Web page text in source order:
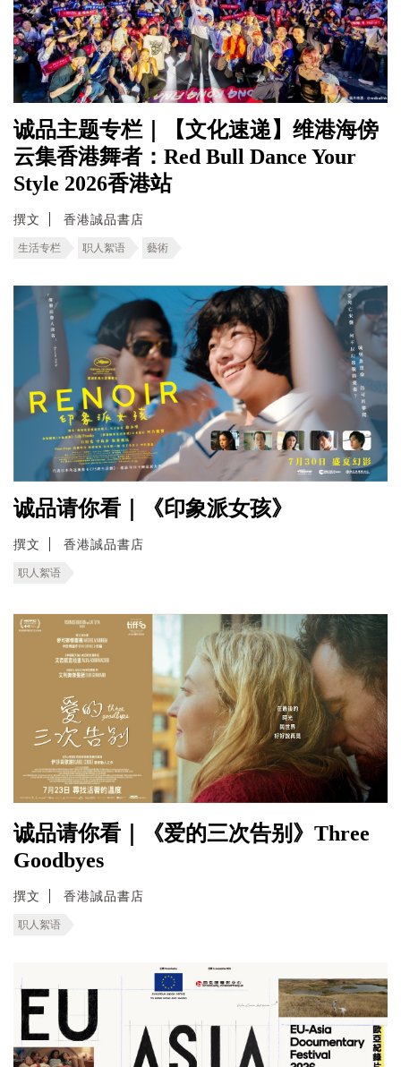
诚品主题专栏｜【文化速递】维港海傍
云集香港舞者：Red Bull Dance Your
Style 2026香港站
撰文 香港誠品書店
生活专栏 职人絮语 藝術
诚品请你看｜《印象派女孩》
撰文 香港誠品書店
职人絮语
诚品请你看｜《爱的三次告别》Three
Goodbyes
撰文 香港誠品書店
职人絮语